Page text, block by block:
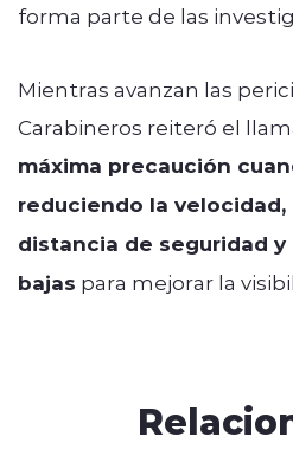
forma parte de las
Mientras avanzan las
Carabineros reiteró el
máxima precaución
reduciendo la
distancia de seguridad
bajas para mejorar la